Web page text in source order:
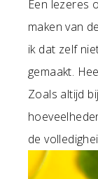
Een lezeres
maken van
ik dat zelf
gemaakt.
Zoals altijd
de